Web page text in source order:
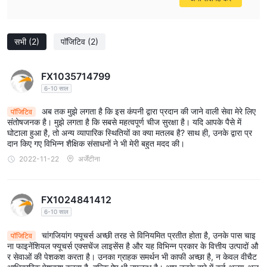
दिन के समय व्यापार उत्पाद: कृषि वायदा (उदाहरण के लिए, सोयाबीन भोजन, सोयाबीन
दिन के समय ट्रेडिंग घंटे: सुबह का सत्र (09:00 - 10:15, 10:30 - 11:30),
दोपहर का सत्र (13:30 - 15:00)
ऑयल (वाई), आदि।
शाम के कारोबार का समय: सोमवार से शुक्रवार, 21:00 - 23:00
झेंग्झौ कमोडिटी एक्सचेंज:
दिन के समय व्यापार उत्पाद: कृषि वायदा (जैसे, गेहूं, चावल, कपास, रेपसीड तेल, चीनी),
रासायनिक वायदा (जैसे, मेथनॉल, पीवीसी), आदि।
दिन के समय ट्रेडिंग घंटे: सुबह का सत्र (09:00 - 10:15, 10:30 - 11:30),
मेथनॉल (एमए), आदि।
शाम के कारोबार का समय: सोमवार से शुक्रवार, 21:00 - 23:00
दिन के समय ट्रेडिंग उत्पाद: स्टॉक इंडेक्स फ्यूचर्स (उदाहरण के लिए, सीएसआई 300
इंडेक्स), स्टॉक इंडेक्स विकल्प, सरकारी बॉन्ड फ्यूचर्स, ट्रेजरी बॉन्ड फ्यूचर्स, आदि।
सभी (2) पॉजिटिव (2)
FX1035714799
6-10 साल
पॉजिटिव
अब तक मुझे लगता है कि इस कंपनी द्वारा प्रदान की जाने वाली सेवा मेरे लिए
संतोषजनक है। मुझे लगता है कि सबसे महत्वपूर्ण चीज सुरक्षा है। यदि आपके पैसे में
घोटाला हुआ है, तो अन्य व्यापारिक स्थितियों का क्या मतलब है? साथ ही, उनके द्वारा प्र
दान किए गए विभिन्न शैक्षिक संसाधनों ने भी मेरी बहुत मदद की।
2022-11-22 अर्जेंटीना
FX1024841412
6-10 साल
पॉजिटिव
चांगजियांग फ्यूचर्स अच्छी तरह से विनियमित प्रतीत होता है, उनके पास चाइ
ना फाइनेंशियल फ्यूचर्स एक्सचेंज लाइसेंस है और यह विभिन्न प्रकार के वित्तीय उत्पादों औ
र सेवाओं की पेशकश करता है। उनका ग्राहक समर्थन भी काफी अच्छा है, न केवल वीचैट